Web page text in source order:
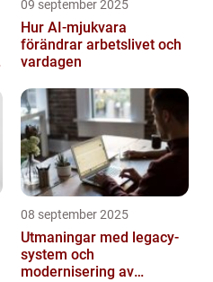
09 september 2025
Hur AI-mjukvara
förändrar arbetslivet och
vardagen
08 september 2025
Utmaningar med legacy-
system och
modernisering av